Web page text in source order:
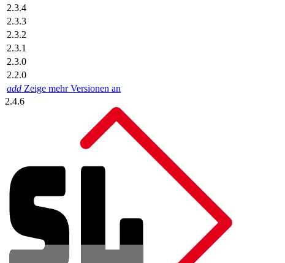
2.3.4
2.3.3
2.3.2
2.3.1
2.3.0
2.2.0
add Zeige mehr Versionen an
2.4.6